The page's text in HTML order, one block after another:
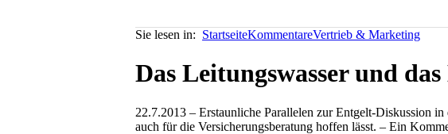
Sie lesen in: StartseiteKommentareVertrieb & Marketing
Das Leitungswasser und
22.7.2013 – Erstaunliche Parallelen zur Entgelt-Diskussion
auch für die Versicherungsberatung hoffen lässt. – Ein